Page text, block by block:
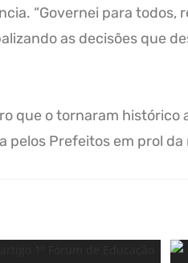
“Governei para todos,
as decisões que
que o tornaram histórico
Prefeitos em prol da